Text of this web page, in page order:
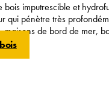
bois imputrescible et
qui pénètre très
maisons de bord de mer,